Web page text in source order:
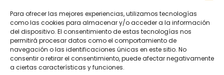
Para ofrecer las mejores experiencias, utilizamos tecnologías
como las cookies para almacenar y/o acceder a la información
del dispositivo. El consentimiento de estas tecnologías nos
permitirá procesar datos como el comportamiento de
navegación o las identificaciones únicas en este sitio. No
consentir o retirar el consentimiento, puede afectar negativamente
a ciertas características y funciones.
Panel Cookies
Política de privacidad
contacto@nostresol.com
Canal de Denuncias